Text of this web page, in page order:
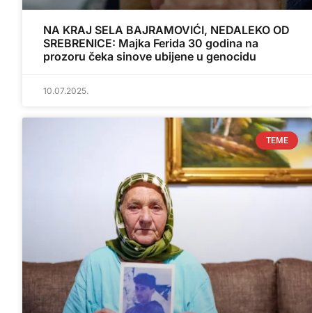
NA KRAJ SELA BAJRAMOVIĆI, NEDALEKO OD
SREBRENICE: Majka Ferida 30 godina na
prozoru čeka sinove ubijene u genocidu
10.07.2025.
TEME